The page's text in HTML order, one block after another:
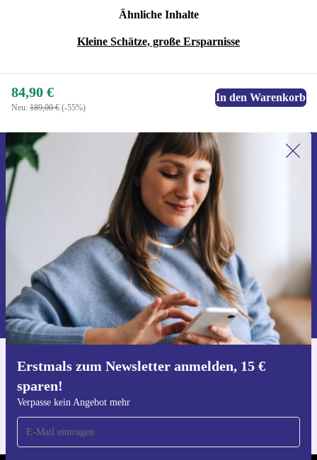
Ähnliche Inhalte
Kleine Schätze, große Ersparnisse
84,90 €
Neu: 189,00 € (-55%)
In den Warenkorb
Erstmals zum Newsletter anmelden, 15 €
sparen!
Verpasse kein Angebot mehr
Erstmals zum Newsletter anmelden,
15 € sparen!
Verpasse kein Angebot mehr.
Gutschein anfordern
Informationen über die Verwendung personenbezogener Daten findest
du in unserer
Datenschutzerklärung.
Hol dir die refurbed-App